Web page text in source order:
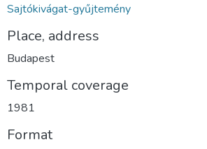
Sajtókivágat-gyűjtemény
Place, address
Budapest
Temporal coverage
1981
Format